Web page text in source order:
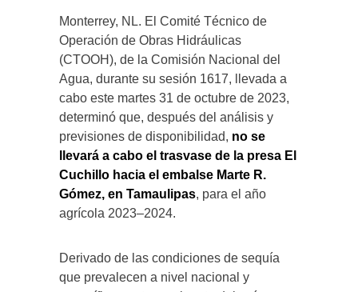
Monterrey, NL. El Comité Técnico de
Operación de Obras Hidráulicas
(CTOOH), de la Comisión Nacional del
Agua, durante su sesión 1617, llevada a
cabo este martes 31 de octubre de 2023,
determinó que, después del análisis y
previsiones de disponibilidad, no se
llevará a cabo el trasvase de la presa El
Cuchillo hacia el embalse Marte R.
Gómez, en Tamaulipas, para el año
agrícola 2023–2024.
Derivado de las condiciones de sequía
que prevalecen a nivel nacional y